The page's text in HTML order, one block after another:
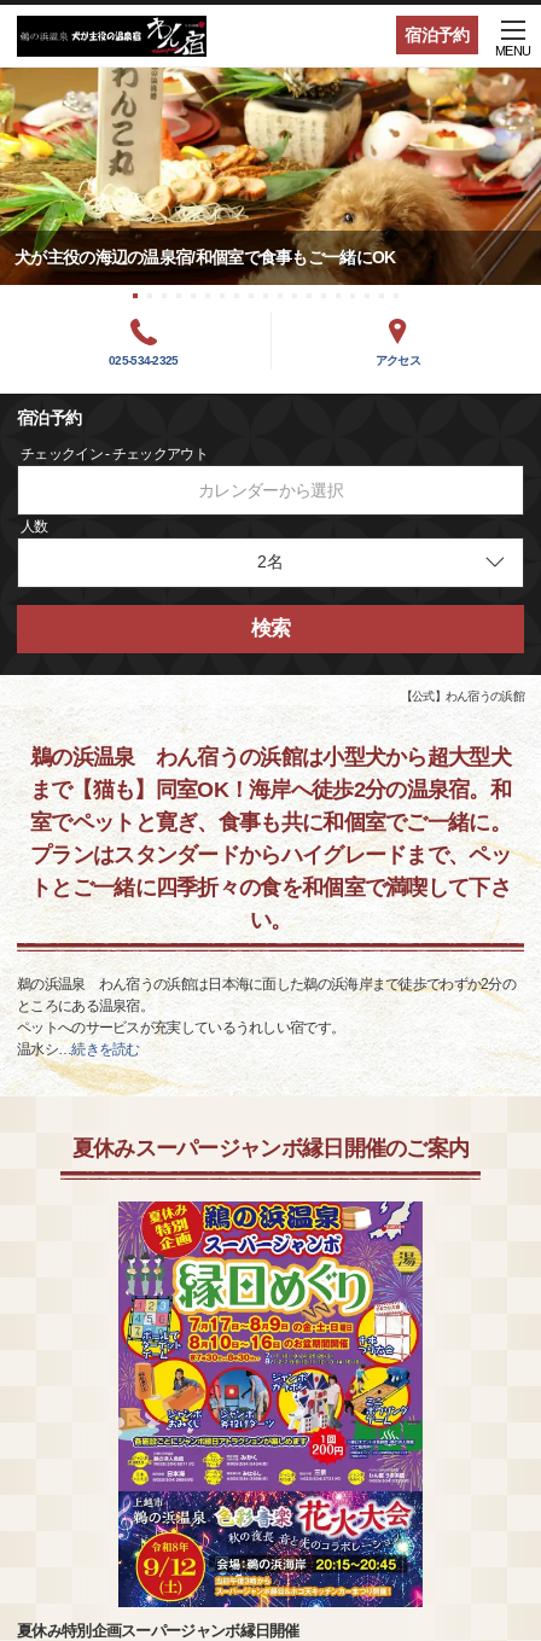
宿泊予約
MENU
犬が主役の海辺の温泉宿/和個室で食事もご一緒にOK
025-534-2325 アクセス
宿泊予約
チェックイン - チェックアウト
カレンダーから選択
人数
検索
【公式】わん宿うの浜館
鵜の浜温泉 わん宿うの浜館は小型犬から超大型犬
まで【猫も】同室OK！海岸へ徒歩2分の温泉宿。和
室でペットと寛ぎ、食事も共に和個室でご一緒に。
プランはスタンダードからハイグレードまで、ペッ
トとご一緒に四季折々の食を和個室で満喫して下さ
い。
鵜の浜温泉 わん宿うの浜館は日本海に面した鵜の浜海岸まで徒歩でわずか2分の
ところにある温泉宿。
ペットへのサービスが充実しているうれしい宿です。
温水シ…続きを読む
夏休みスーパージャンボ縁日開催のご案内
夏休み特別企画スーパージャンボ縁日開催